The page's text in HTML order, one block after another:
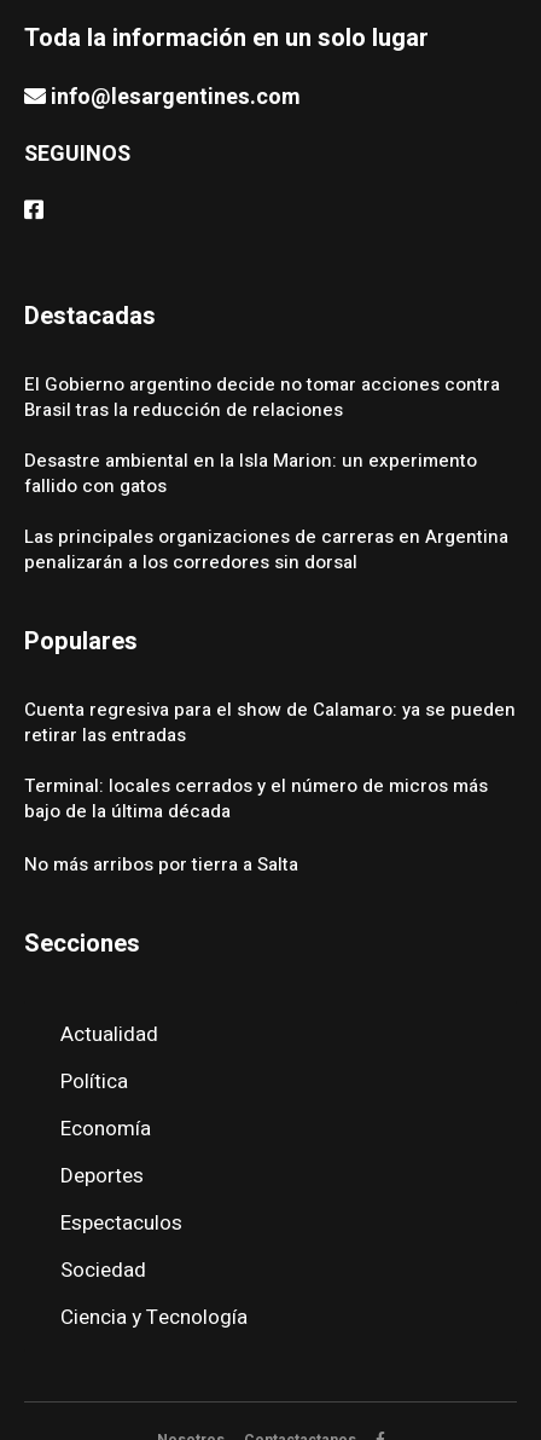
Toda la información en un solo lugar
info@lesargentines.com
SEGUINOS
Destacadas
El Gobierno argentino decide no tomar acciones contra
Brasil tras la reducción de relaciones
Desastre ambiental en la Isla Marion: un experimento
fallido con gatos
Las principales organizaciones de carreras en Argentina
penalizarán a los corredores sin dorsal
Populares
Cuenta regresiva para el show de Calamaro: ya se pueden
retirar las entradas
Terminal: locales cerrados y el número de micros más
bajo de la última década
No más arribos por tierra a Salta
Secciones
Actualidad
Política
Economía
Deportes
Espectaculos
Sociedad
Ciencia y Tecnología